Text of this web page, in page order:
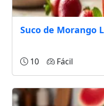
Suco de Morango
10 Fácil